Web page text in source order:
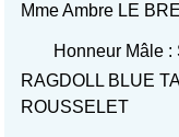
Mme Ambre LE
Honneur Mâle
RAGDOLL BLUE
ROUSSELET